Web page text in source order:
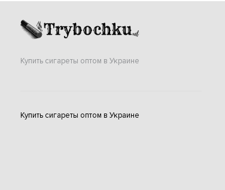
Купить сигареты оптом в Украине
Купить сигареты оптом в Украине